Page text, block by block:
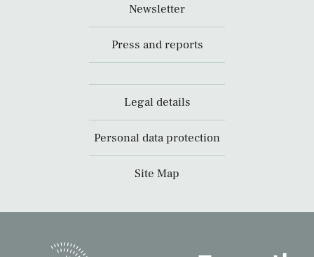
Newsletter
Press and reports
Legal details
Personal data protection
Site Map